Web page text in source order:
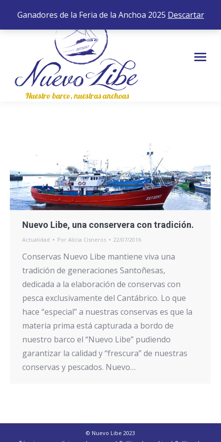
Nuevo Libe, una conservera con tradición.
Actualidad Por Alicia Cisneros 22/07/2016
Conservas Nuevo Libe mantiene viva una
tradición de generaciones Santoñesas,
dedicada a la elaboración de conservas con
pesca exclusivamente del Cantábrico. Lo que
hace “especial” a nuestras conservas es que la
materia prima está capturada a bordo de
nuestro barco el “Nuevo Libe” pudiendo
garantizar la calidad y “frescura” de nuestras
conservas y pescados. Nuevo…
© Nuevo Libe 2023
Ganadores de la Feria de la Anchoa 2025 Descartar